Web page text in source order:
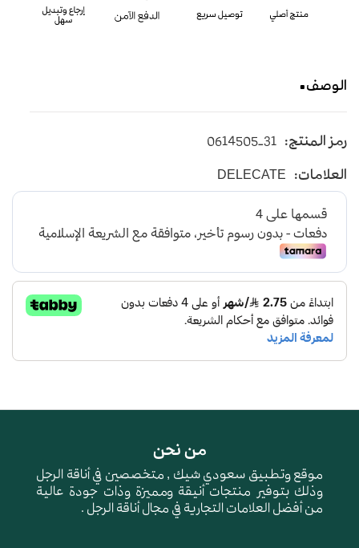
الوصف
صناعة صينية
رمز المنتج: 0614505-31
العلامات: DELECATE
من نحن
موقع وتطبيق سعودي شيك , متخصصين في أناقة الرجل
وذلك بتوفير منتجات أنيقة ومميزة وذات جودة عالية
من أفضل العلامات التجارية في مجال أناقة الرجل .